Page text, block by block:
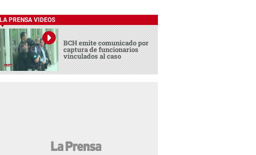
LA PRENSA VIDEOS
BCH emite comunicado por
captura de funcionarios
vinculados al caso